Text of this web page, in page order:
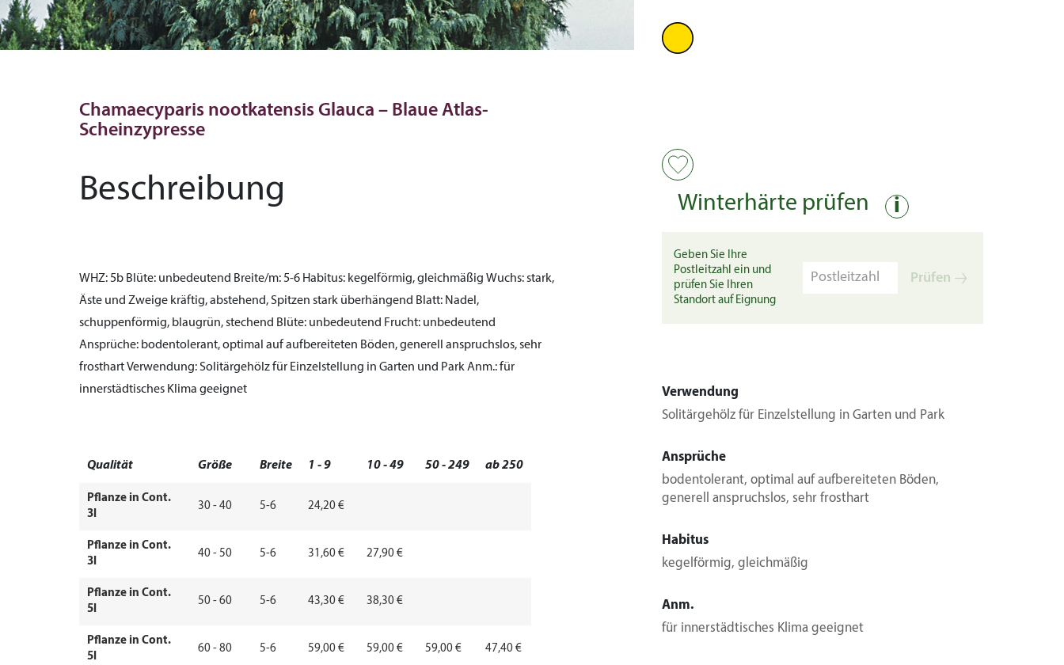
Chamaecyparis nootkatensis Glauca – Blaue Atlas-
Scheinzypresse
Beschreibung
WHZ:5b Blüte: unbedeutend Breite/m:5-6 Habitus: kegelförmig, gleichmäßig Wuchs:stark,
Äste und Zweige kräftig, abstehend, Spitzen stark überhängend Blatt: Nadel,
schuppenförmig, blaugrün, stechend Blüte: unbedeutend Frucht: unbedeutend
Ansprüche: bodentolerant, optimal auf aufbereiteten Böden, generell anspruchslos, sehr
frosthartVerwendung:Solitärgehölz für Einzelstellung in Garten und ParkAnm.:für
innerstädtisches Klima geeignet
Qualität Größe Breite 1 - 9 10 - 49 50 - 249 ab 250
Pflanze in Cont.
3l
30 - 40 5-6 24,20 €
Pflanze in Cont.
3l
40 - 50 5-6 31,60 € 27,90 €
Pflanze in Cont.
5l
50 - 60 5-6 43,30 € 38,30 €
Pflanze in Cont.
5l
60 - 80 5-6 59,00 € 59,00 € 59,00 € 47,40 €
Winterhärte prüfen i
Geben Sie Ihre
Postleitzahl ein und
prüfen Sie Ihren
Standort auf Eignung
Prüfen
Verwendung
Solitärgehölz für Einzelstellung in Garten und Park
Ansprüche
bodentolerant, optimal auf aufbereiteten Böden,
generell anspruchslos, sehr frosthart
Habitus
kegelförmig, gleichmäßig
Anm.
für innerstädtisches Klima geeignet